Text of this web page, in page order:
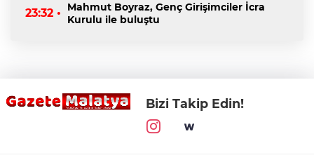
23:32 •
Mahmut Boyraz, Genç Girişimciler İcra
Kurulu ile buluştu
Bizi Takip Edin!